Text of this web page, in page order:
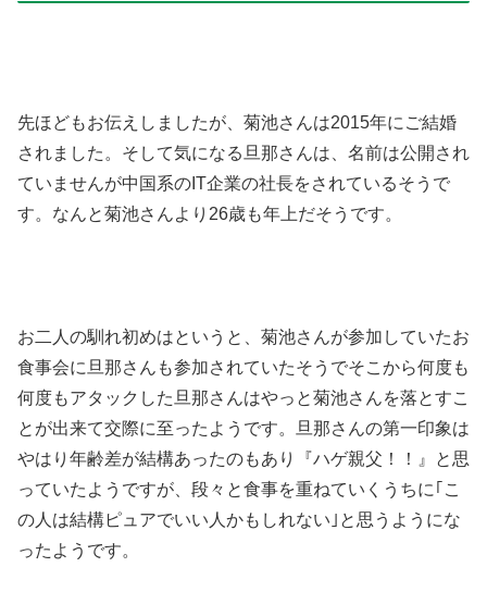
先ほどもお伝えしましたが、菊池さんは2015年にご結婚
されました。そして気になる旦那さんは、名前は公開され
ていませんが中国系のIT企業の社長をされているそうで
す。なんと菊池さんより26歳も年上だそうです。
お二人の馴れ初めはというと、菊池さんが参加していたお
食事会に旦那さんも参加されていたそうでそこから何度も
何度もアタックした旦那さんはやっと菊池さんを落とすこ
とが出来て交際に至ったようです。旦那さんの第一印象は
やはり年齢差が結構あったのもあり『ハゲ親父！！』と思
っていたようですが、段々と食事を重ねていくうちに｢こ
の人は結構ピュアでいい人かもしれない｣と思うようにな
ったようです。